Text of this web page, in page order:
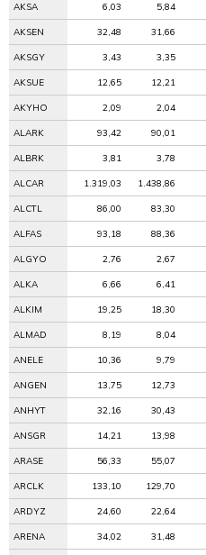
AKSA 6,03 5,84
AKSEN 32,48 31,66
AKSGY 3,43 3,35
AKSUE 12,65 12,21
AKYHO 2,09 2,04
ALARK 93,42 90,01
ALBRK 3,81 3,78
ALCAR 1.319,03 1.438,86
ALCTL 86,00 83,30
ALFAS 93,18 88,36
ALGYO 2,76 2,67
ALKA 6,66 6,41
ALKIM 19,25 18,30
ALMAD 8,19 8,04
ANELE 10,36 9,79
ANGEN 13,75 12,73
ANHYT 32,16 30,43
ANSGR 14,21 13,98
ARASE 56,33 55,07
ARCLK 133,10 129,70
ARDYZ 24,60 22,64
ARENA 34,02 31,48